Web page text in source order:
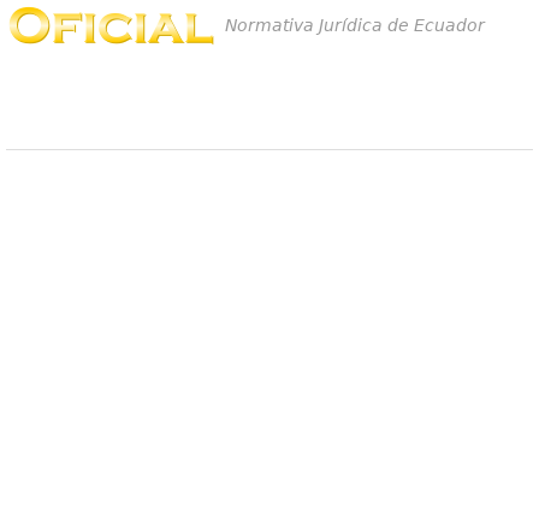
Normativa Jurídica de Ecuador